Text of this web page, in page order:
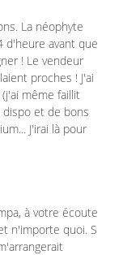
La néophyte
d'heure avant que
! Le vendeur
proches ! J'ai
même faillit
dispo et de bons
J'irai là pour
à votre écoute
n'importe quoi. S